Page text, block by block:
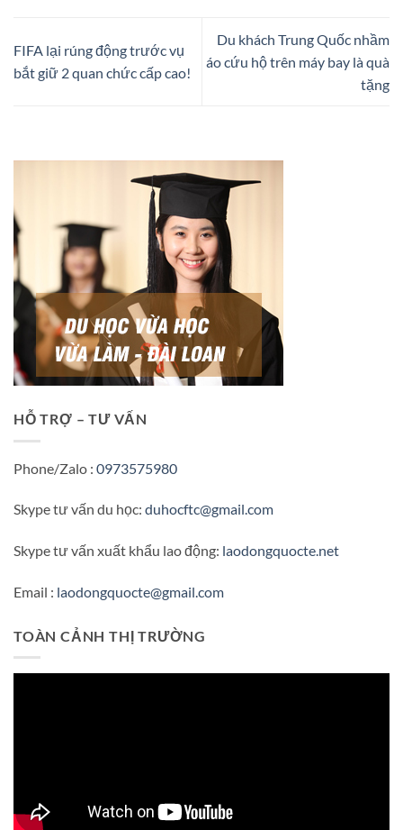
FIFA lại rúng động trước vụ
bắt giữ 2 quan chức cấp cao!
Du khách Trung Quốc nhầm
áo cứu hộ trên máy bay là quà
tặng
HỖ TRỢ – TƯ VẤN
Phone/Zalo : 0973575980
Skype tư vấn du học: duhocftc@gmail.com
Skype tư vấn xuất khẩu lao động: laodongquocte.net
Email : laodongquocte@gmail.com
TOÀN CẢNH THỊ TRƯỜNG